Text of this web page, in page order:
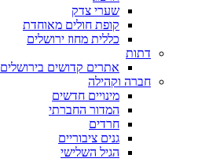
שערי צדק
קופת חולים מאוחדת
כללית מחוז ירושלים
דתות
אתרים קדושים בירושלים
חברה וקהילה
מינויים חדשים
המדור החברתי
חרדים
גנים ציבוריים
הגיל השלישי